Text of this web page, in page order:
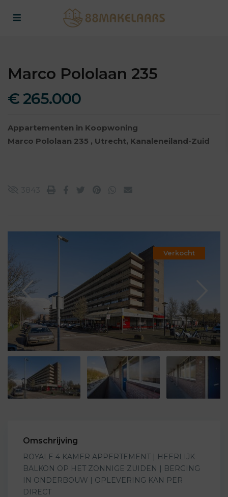
Marco Pololaan 235
€ 265.000
Appartementen in Koopwoning
Marco Pololaan 235 , Utrecht, Kanaleneiland-Zuid
3843
Verkocht
Omschrijving
ROYALE 4 KAMER APPERTEMENT | HEERLIJK
BALKON OP HET ZONNIGE ZUIDEN | BERGING
IN ONDERBOUW | OPLEVERING KAN PER
DIRECT